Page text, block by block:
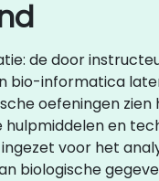
de door
bio-informatica
oefeningen zien
en
voor het
biologische